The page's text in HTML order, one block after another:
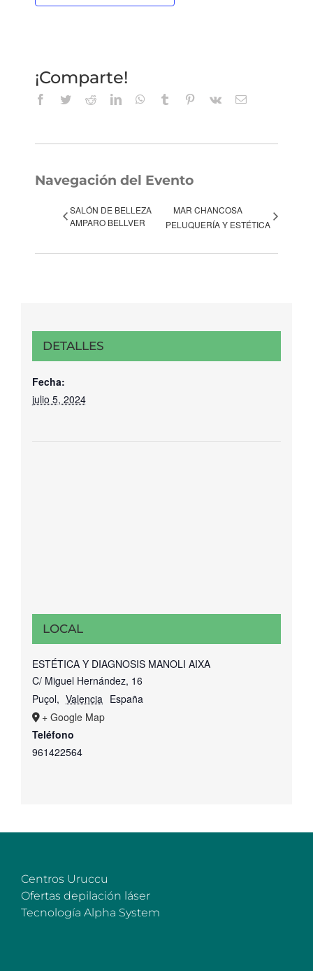
¡Comparte!
Facebook
TwitterRedditLinkedInWhatsApp
Tumblr Pinterest
Vk
Correo
Navegación del Evento
SALÓN DE BELLEZA
AMPARO BELLVER
MAR CHANCOSA
PELUQUERÍA Y ESTÉTICA
DETALLES
Fecha:
julio 5, 2024
LOCAL
ESTÉTICA Y DIAGNOSIS MANOLI AIXA
C/ Miguel Hernández, 16
Puçol, Valencia España
+ Google Map
Teléfono
961422564
Centros Uruccu
Ofertas depilación láser
Tecnología Alpha System